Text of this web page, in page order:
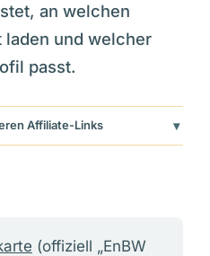
an welchen
laden und welcher
passt.
Affiliate-Links ▾
(offiziell „EnBW